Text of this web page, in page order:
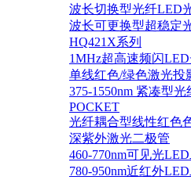
波长切换型光纤LED
波长可更换型超稳定
HQ421X系列
1MHz超高速频闪
单线红色/绿色激光投
375-1550nm 紧凑型
POCKET
光纤耦合型线性红色
深紫外激光二极管
460-770nm可见光
780-950nm近红外